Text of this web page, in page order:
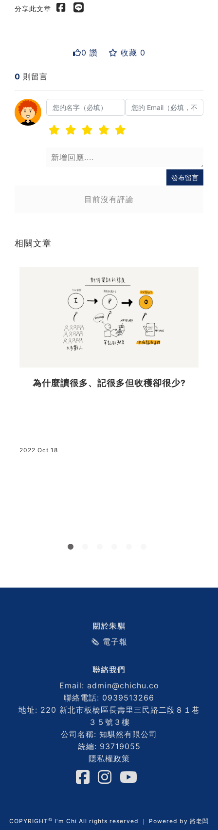
分享此文章
0 讚 收藏 0
0 則留言
發布留言
目前沒有評論
相關文章
為什麼讀很多、記很多但收穫卻很少?
2022 Oct 18
送出
關於朱騏
🗞️ 電子報
聯絡我們
Email: admin@chichu.co
聯絡電話: 0939513266
地址: 220 新北市板橋區長壽里三民路二段８１巷
３５號３樓
公司名稱: 知騏然有限公司
統編: 93719055
隱私權政策
COPYRIGHT© I'm Chi All rights reserved ｜ Powered by 路老闆